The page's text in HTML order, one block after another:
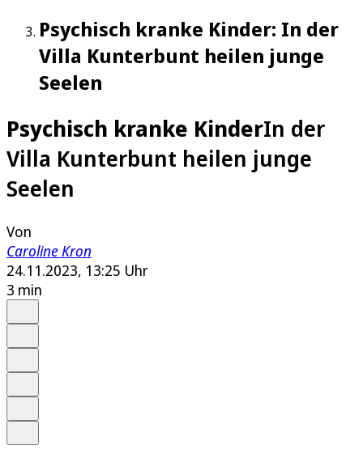
Psychisch kranke Kinder: In der
Villa Kunterbunt heilen junge
Seelen
Psychisch kranke KinderIn der
Villa Kunterbunt heilen junge
Seelen
Von
Caroline Kron
24.11.2023, 13:25 Uhr
3 min